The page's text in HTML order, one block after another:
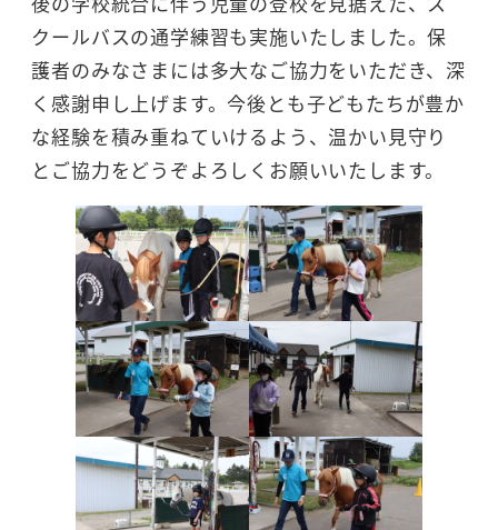
クールバスの通学練習も実施いたしました。保
護者のみなさまには多大なご協力をいただき、深
く感謝申し上げます。今後とも子どもたちが豊か
な経験を積み重ねていけるよう、温かい見守り
とご協力をどうぞよろしくお願いいたします。